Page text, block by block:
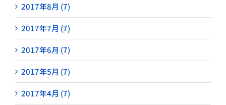
2017年8月 (7)
2017年7月 (7)
2017年6月 (7)
2017年5月 (7)
2017年4月 (7)